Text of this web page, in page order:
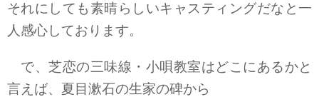
それにしても素晴らしいキャスティングだなと一
人感心しております。
で、芝恋の三味線・小唄教室はどこにあるかと
言えば、夏目漱石の生家の碑から